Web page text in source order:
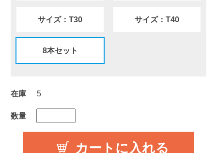
サイズ：T30 サイズ：T40
8本セット
在庫 5
数量